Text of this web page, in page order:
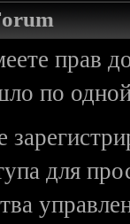
прав
по
для